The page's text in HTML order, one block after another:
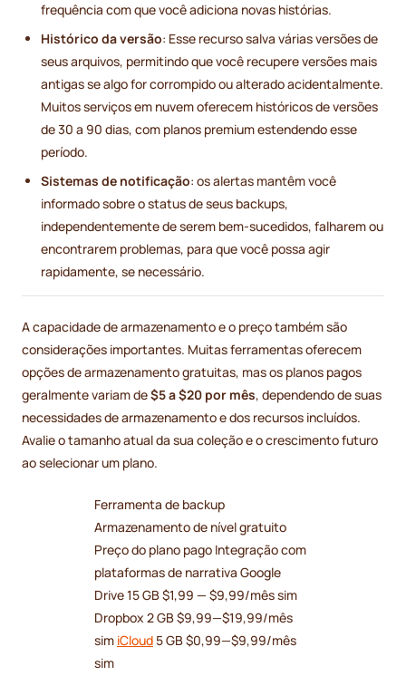
frequência com que você adiciona novas histórias.
Histórico da versão: Esse recurso salva várias versões de
seus arquivos, permitindo que você recupere versões mais
antigas se algo for corrompido ou alterado acidentalmente.
Muitos serviços em nuvem oferecem históricos de versões
de 30 a 90 dias, com planos premium estendendo esse
período.
Sistemas de notificação: os alertas mantêm você
informado sobre o status de seus backups,
independentemente de serem bem-sucedidos, falharem ou
encontrarem problemas, para que você possa agir
rapidamente, se necessário.
A capacidade de armazenamento e o preço também são
considerações importantes. Muitas ferramentas oferecem
opções de armazenamento gratuitas, mas os planos pagos
geralmente variam de$5 a $20 por mês, dependendo de suas
necessidades de armazenamento e dos recursos incluídos.
Avalie o tamanho atual da sua coleção e o crescimento futuro
ao selecionar um plano.
Ferramenta de backup
Armazenamento de nível gratuito
Preço do plano pago Integração com
plataformas de narrativa Google
Drive 15 GB $1,99 — $9,99/mês sim
Dropbox 2 GB $9,99—$19,99/mês
sim iCloud 5 GB $0,99—$9,99/mês
sim